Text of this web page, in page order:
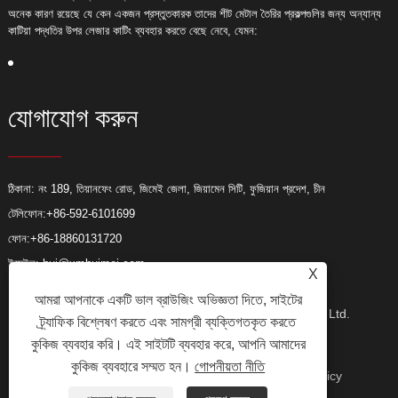
অনেক কারণ রয়েছে যে কেন একজন প্রস্তুতকারক তাদের শীট মেটাল তৈরির প্রকল্পগুলির জন্য অন্যান্য
কাটিয়া পদ্ধতির উপর লেজার কাটিং ব্যবহার করতে বেছে নেবে, যেমন:
যোগাযোগ করুন
ঠিকানা: নং 189, তিয়ানফেং রোড, জিমেই জেলা, জিয়ামেন সিটি, ফুজিয়ান প্রদেশ, চীন
টেলিফোন:+86-592-6101699
ফোন:+86-18860131720
ইমেইল:hui@xmhuimei.com
কপিরাইট © 2024 Xiamen Huimei Industry and Trade Co., Ltd.
সর্বস্বত্ব সংরক্ষিত৷ লিঙ্ক Sitemap RSS XML Privacy Policy
X
আমরা আপনাকে একটি ভাল ব্রাউজিং অভিজ্ঞতা দিতে, সাইটের
ট্র্যাফিক বিশ্লেষণ করতে এবং সামগ্রী ব্যক্তিগতকৃত করতে
কুকিজ ব্যবহার করি। এই সাইটটি ব্যবহার করে, আপনি আমাদের
কুকিজ ব্যবহারে সম্মত হন।গোপনীয়তা নীতি